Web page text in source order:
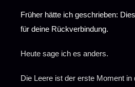
Früher hätte ich geschrieben:
für deine Rückverbindung.
Heute sage ich es anders.
Die Leere ist der erste Moment